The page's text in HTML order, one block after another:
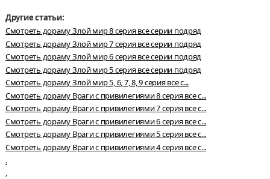
Другие статьи:
Смотреть дораму Злой мир 8 серия все серии подряд
Смотреть дораму Злой мир 7 серия все серии подряд
Смотреть дораму Злой мир 6 серия все серии подряд
Смотреть дораму Злой мир 5 серия все серии подряд
Смотреть дораму Злой мир 5, 6, 7, 8, 9 серия все с...
Смотреть дораму Враги с привилегиями 8 серия все с...
Смотреть дораму Враги с привилегиями 7 серия все с...
Смотреть дораму Враги с привилегиями 6 серия все с...
Смотреть дораму Враги с привилегиями 5 серия все с...
Смотреть дораму Враги с привилегиями 4 серия все с...
.
.